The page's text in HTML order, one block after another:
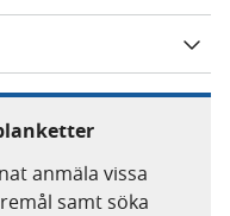
anmäla vissa
samt söka